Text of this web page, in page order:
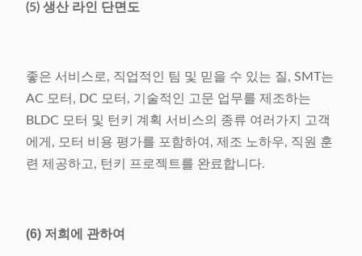
(5) 생산 라인 단면도
좋은 서비스로, 직업적인 팀 및 믿을 수 있는 질, SMT는
AC 모터, DC 모터, 기술적인 고문 업무를 제조하는
BLDC 모터 및 턴키 계획 서비스의 종류 여러가지 고객
에게, 모터 비용 평가를 포함하여, 제조 노하우, 직원 훈
련 제공하고, 턴키 프로젝트를 완료합니다.
(6) 저희에 관하여